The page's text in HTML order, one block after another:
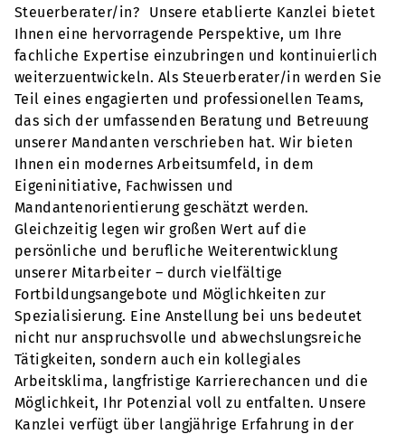
Steuerberater/in? Unsere etablierte Kanzlei bietet
Ihnen eine hervorragende Perspektive, um Ihre
fachliche Expertise einzubringen und kontinuierlich
weiterzuentwickeln. Als Steuerberater/in werden Sie
Teil eines engagierten und professionellen Teams,
das sich der umfassenden Beratung und Betreuung
unserer Mandanten verschrieben hat. Wir bieten
Ihnen ein modernes Arbeitsumfeld, in dem
Eigeninitiative, Fachwissen und
Mandantenorientierung geschätzt werden.
Gleichzeitig legen wir großen Wert auf die
persönliche und berufliche Weiterentwicklung
unserer Mitarbeiter – durch vielfältige
Fortbildungsangebote und Möglichkeiten zur
Spezialisierung. Eine Anstellung bei uns bedeutet
nicht nur anspruchsvolle und abwechslungsreiche
Tätigkeiten, sondern auch ein kollegiales
Arbeitsklima, langfristige Karrierechancen und die
Möglichkeit, Ihr Potenzial voll zu entfalten. Unsere
Kanzlei verfügt über langjährige Erfahrung in der